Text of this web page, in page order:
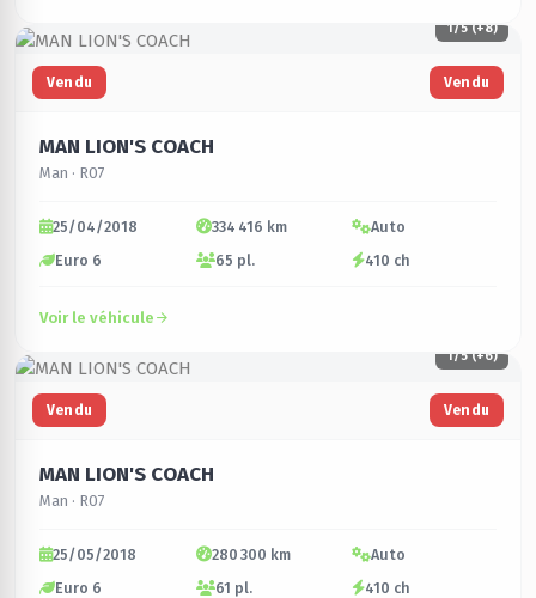
1/5 (+8)
Vendu Vendu
MAN LION'S COACH
Man · R07
25/04/2018 334 416 km
Auto
Euro 6
65 pl. 410 ch
Voir le véhicule
1/5 (+6)
Vendu Vendu
MAN LION'S COACH
Man · R07
25/05/2018 280 300 km
Auto
Euro 6
61 pl. 410 ch